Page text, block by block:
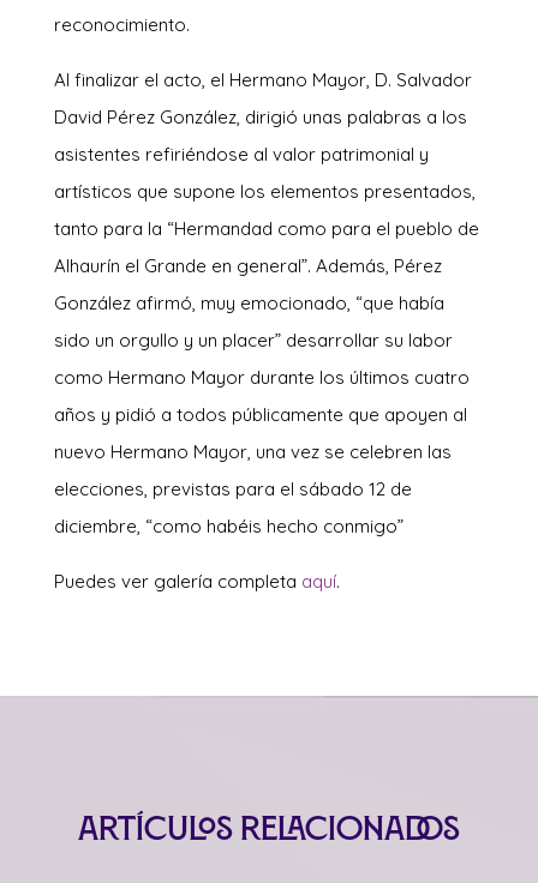
reconocimiento.
Al finalizar el acto, el Hermano Mayor, D. Salvador
David Pérez González, dirigió unas palabras a los
asistentes refiriéndose al valor patrimonial y
artísticos que supone los elementos presentados,
tanto para la “Hermandad como para el pueblo de
Alhaurín el Grande en general”. Además, Pérez
González afirmó, muy emocionado, “que había
sido un orgullo y un placer” desarrollar su labor
como Hermano Mayor durante los últimos cuatro
años y pidió a todos públicamente que apoyen al
nuevo Hermano Mayor, una vez se celebren las
elecciones, previstas para el sábado 12 de
diciembre, “como habéis hecho conmigo”
Puedes ver galería completa aquí.
Artículos relacionados